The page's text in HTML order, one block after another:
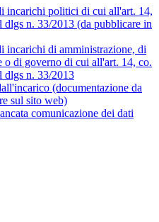
incarichi politici di cui all'art. 14,
dlgs n. 33/2013 (da pubblicare in
incarichi di amministrazione, di
o di governo di cui all'art. 14, co.
dlgs n. 33/2013
(documentazione da
sul sito web)
comunicazione dei dati